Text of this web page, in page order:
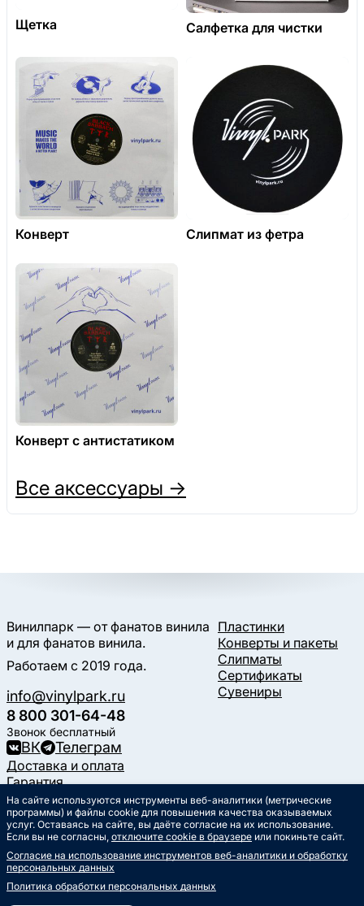
Щетка Салфетка для чистки
Конверт Слипмат из фетра
Конверт с антистатиком
Все аксессуары →
Винилпарк — от фанатов винила
и для фанатов винила.
Работаем с 2019 года.
info@vinylpark.ru
8 800 301-64-48
Звонок бесплатный
ВК Телеграм
Пластинки
Конверты и пакеты
Слипматы
Сертификаты
Сувениры
Доставка и оплата
Гарантия
Контакты
Статьи
Музыкальный календарь
Документы
Публичная оферта
Политика обработки
Согласие на обработкуперсональных данных
На сайте используются инструменты веб-аналитики (метрические
программы) и файлы cookie для повышения качества оказываемых
услуг. Оставаясь на сайте, вы даёте согласие на их использование.
Если вы не согласны, отключите cookie в браузере или покиньте сайт.
Согласие на использование инструментов веб-аналитики и обработку
персональных данных
Политика обработки персональных данных